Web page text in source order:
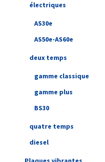
électriques
AS30e
AS50e-AS60e
deux temps
gamme classique
gamme plus
BS30
quatre temps
diesel